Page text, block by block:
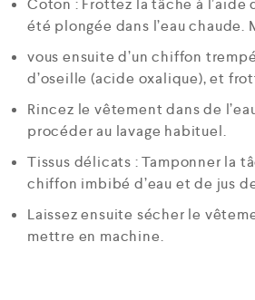
Coton : Frottez la tâche à l’aide
été plongée dans l’eau chaude.
vous ensuite d’un chiffon
d’oseille (acide oxalique), et
Rincez le vêtement dans de
procéder au lavage habituel.
Tissus délicats : Tamponner la
chiffon imbibé d’eau et de jus
Laissez ensuite sécher le
mettre en machine.